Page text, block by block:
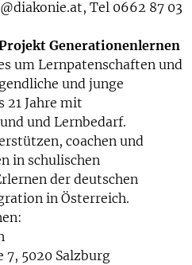
Tel 0662 87 03
Generationenlernen
um Lernpatenschaften und
und junge
21 Jahre mit
und Lernbedarf.
coachen und
in schulischen
der deutschen
in Österreich.
5020 Salzburg